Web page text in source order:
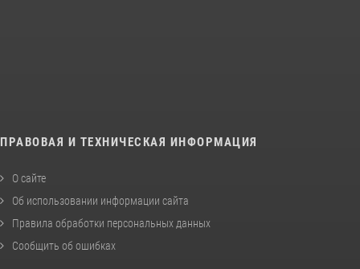
ПРАВОВАЯ И ТЕХНИЧЕСКАЯ ИНФОРМАЦИЯ
О сайте
Об использовании информации сайта
Правила обработки персональных данных
Сообщить об ошибках